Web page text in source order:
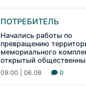
ПОТРЕБИТЕЛЬ
Начались работы по
превращению
мемориального
открытый
09:00 | 06.08 0